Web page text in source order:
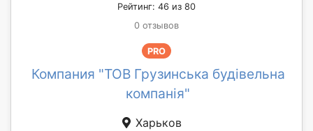
Рейтинг: 46 из 80
0 отзывов
PRO
Компания "ТОВ Грузинська будівельна
компанія"
Харьков